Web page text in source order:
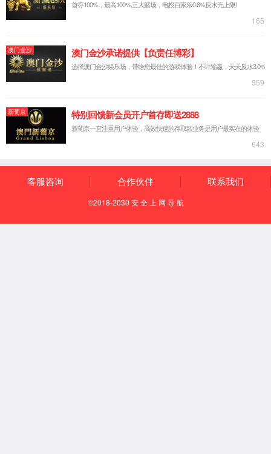
实验台系列